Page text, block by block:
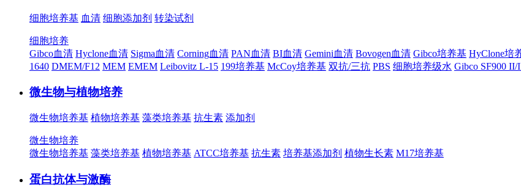
细胞培养基 血清 细胞添加剂 转染试剂
细胞培养
Gibco血清 Hyclone血清 Sigma血清 Corning血清 PAN血清 BI血清 Gemini血清 Bovogen血清 Gibco培养基 HyClone培
1640 DMEM/F12 MEM EMEM Leibovitz L-15 199培养基 McCoy培养基 双抗/三抗 PBS 细胞培养级水 Gibco SF900
微生物与植物培养
微生物培养基 植物培养基 藻类培养基 抗生素 添加剂
微生物培养
微生物培养基 藻类培养基 植物培养基 ATCC培养基 抗生素 培养基添加剂 植物生长素 M17培养基
蛋白抗体与激酶